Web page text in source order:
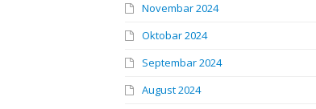
Novembar 2024
Oktobar 2024
Septembar 2024
August 2024